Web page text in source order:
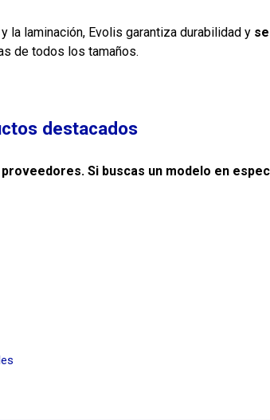
y la laminación, Evolis garantiza durabilidad y
de todos los tamaños.
destacados
Si buscas un modelo en